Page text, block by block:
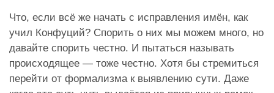
Что, если всё же начать с исправления имён, как
учил Конфуций? Спорить о них мы можем много, но
давайте спорить честно. И пытаться называть
происходящее — тоже честно. Хотя бы стремиться
перейти от формализма к выявлению сути. Даже